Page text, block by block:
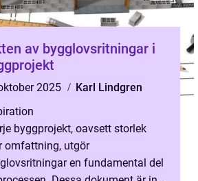
av bygglovsritningar i
2025
Karl Lindgren
byggprojekt, oavsett storlek
omfattning, utgör
en fundamental del